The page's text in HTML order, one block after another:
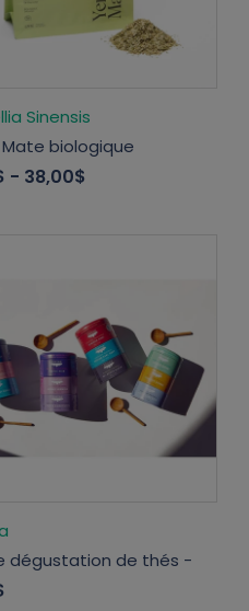
Sinensis
biologique
- 38,00$
dégustation de thés -